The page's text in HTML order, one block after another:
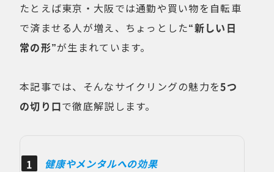
たとえば東京・大阪では通勤や買い物を自転車
で済ませる人が増え、ちょっとした“新しい日
常の形”が生まれています。
本記事では、そんなサイクリングの魅力を5つ
の切り口で徹底解説します。
健康やメンタルへの効果